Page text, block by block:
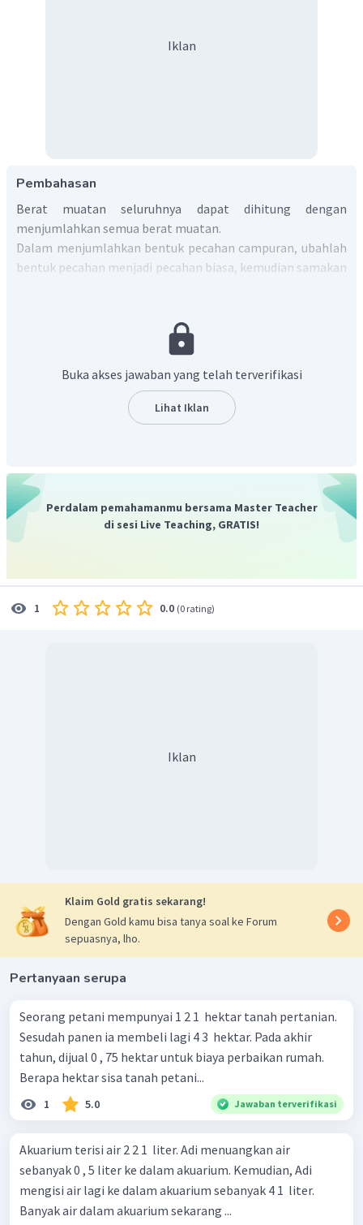
Iklan
Pembahasan
Berat muatan seluruhnya dapat dihitung dengan
menjumlahkan semua berat muatan.
Dalam menjumlahkan bentuk pecahan campuran, ubahlah
bentuk pecahan menjadi pecahan biasa, kemudian samakan
Dengan demikian, berat muatan truk adalah
Buka akses jawaban yang telah terverifikasi
Lihat Iklan
Perdalam pemahamanmu bersama Master Teacher
di sesi Live Teaching, GRATIS!
1 0.0 (0 rating)
Iklan
Klaim Gold gratis sekarang!
Dengan Gold kamu bisa tanya soal ke Forum
sepuasnya, lho.
Pertanyaan serupa
Seorang petani mempunyai 1 2 1 ​ hektar tanah pertanian.
Sesudah panen ia membeli lagi 4 3 ​ hektar. Pada akhir
tahun, dijual 0 , 75 hektar untuk biaya perbaikan rumah.
Berapa hektar sisa tanah petani...
1 5.0 Jawaban terverifikasi
Akuarium terisi air 2 2 1 ​ liter. Adi menuangkan air
sebanyak 0 , 5 liter ke dalam akuarium. Kemudian, Adi
mengisi air lagi ke dalam akuarium sebanyak 4 1 ​ liter.
Banyak air dalam akuarium sekarang ...